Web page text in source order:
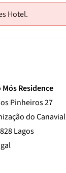
Hotel.
Residence
Pinheiros 27
do Canavial
Lagos